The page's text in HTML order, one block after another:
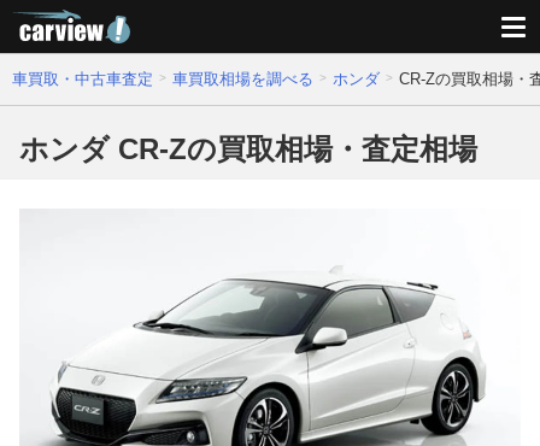
車買取・中古車査定 車買取相場を調べる ホンダ CR-Zの買取相場・
ホンダ CR-Zの買取相場・査定相場